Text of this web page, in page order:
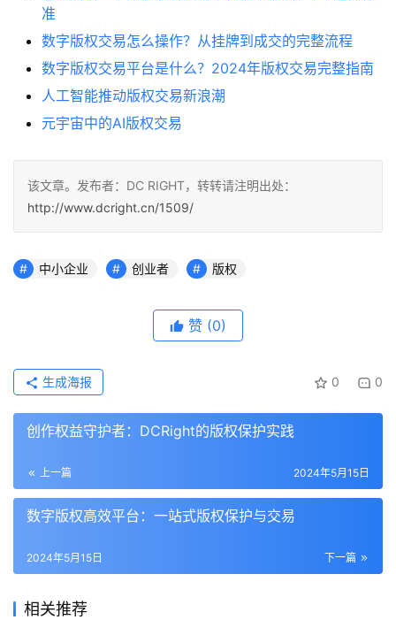
准
数字版权交易怎么操作？从挂牌到成交的完整流程
数字版权交易平台是什么？2024年版权交易完整指南
人工智能推动版权交易新浪潮
元宇宙中的AI版权交易
该文章。发布者：DC RIGHT，转转请注明出处：
http://www.dcright.cn/1509/
中小企业 创业者 版权
赞 (0)
0 0
生成海报
创作权益守护者：DCRight的版权保护实践
上一篇 2024年5月15日
数字版权高效平台：一站式版权保护与交易
下一篇
2024年5月15日
相关推荐